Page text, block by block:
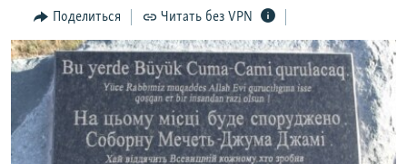
Вернутся
поиску
ИНТЕРАКТИВ
ИНФОГРАФИКА
ТЕЛЕПРОЕКТ КРЫМ.РЕАЛИИ
СОВЕТЫ ПРАВОЗАЩИТНИКОВ
ПРОПАВШИЕ БЕЗ ВЕСТИ
РАДІО СВОБОДА
КАК ОБОЙТИ БЛОКИРОВКУ
Українською
Qırımtatar
Поделиться Читать без VPN